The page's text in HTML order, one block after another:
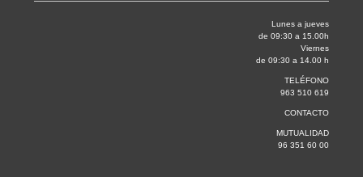
Lunes a jueves
de 09:30 a 15.00h
Viernes
de 09:30 a 14.00 h
TELÉFONO
963 510 619
CONTACTO
MUTUALIDAD
96 351 60 00